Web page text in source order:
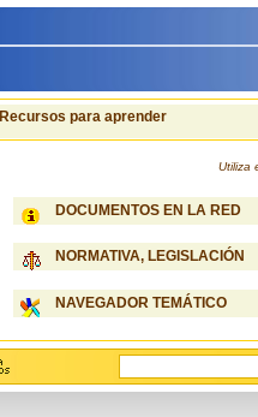
Recursos para aprender
Utiliza
DOCUMENTOS EN LA RED
NORMATIVA, LEGISLACIÓN
NAVEGADOR TEMÁTICO